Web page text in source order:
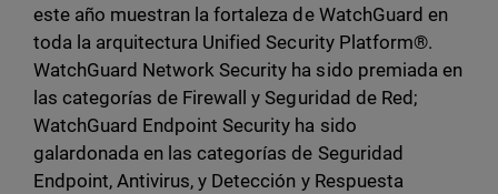
este año muestran la fortaleza de WatchGuard en
toda la arquitectura Unified Security Platform®.
WatchGuard Network Security ha sido premiada en
las categorías de Firewall y Seguridad de Red;
WatchGuard Endpoint Security ha sido
galardonada en las categorías de Seguridad
Endpoint, Antivirus, y Detección y Respuesta